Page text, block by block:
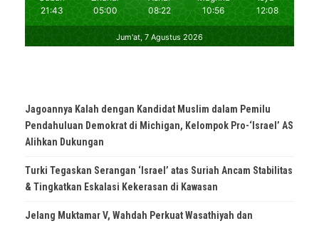
Jagoannya Kalah dengan Kandidat Muslim dalam Pemilu
Pendahuluan Demokrat di Michigan, Kelompok Pro-‘Israel’ AS
Alihkan Dukungan
Turki Tegaskan Serangan ‘Israel’ atas Suriah Ancam Stabilitas
& Tingkatkan Eskalasi Kekerasan di Kawasan
Jelang Muktamar V, Wahdah Perkuat Wasathiyah dan